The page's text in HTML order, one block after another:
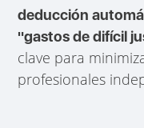
deducción
"gastos de difícil
clave para
profesionales